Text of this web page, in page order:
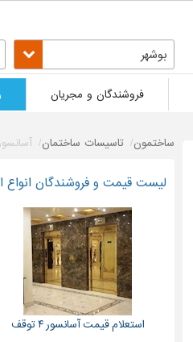
بوشهر
فروشندگان و مجریان
ساختمون تاسیسات ساختمان آسانسور
لیست قیمت و فروشندگان انواع
استعلام قیمت آسانسور ۴ توقف